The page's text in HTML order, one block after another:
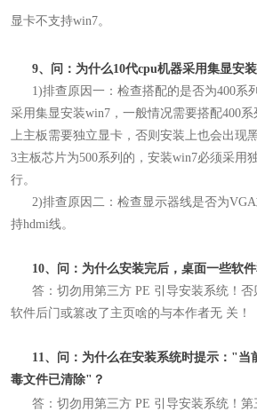
显卡不支持win7。
9、问：为什么10代cpu机器采用集显安装
1)排查原因一：检查搭配的是否为400系
采用集显安装win7，一般情况需要搭配400
上主板需要独立显卡，否则安装上也会出现
3主板芯片为500系列的，安装win7必须采用
行。
2)排查原因二：检查显示器线是否为
持hdmi线。
10、问：为什么安装完后，桌面一些软件
答：切勿用第三方 PE 引导安装系统！否
软件后门或篡改了主页啥的与本作者无 关！
11、问：为什么在安装系统时提示："当
毒文件已清除"？
答：切勿用第三方 PE 引导安装系统！第